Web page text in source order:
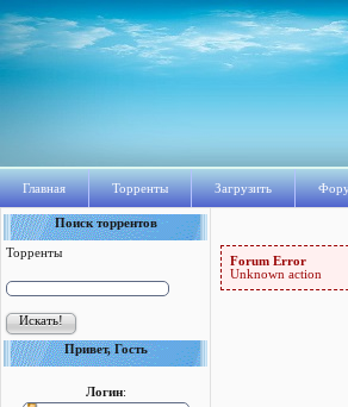
Главная Торренты Загрузить
Поиск торрентов
Торренты
Привет, Гость
Логин:
Forum Error
Unknown action